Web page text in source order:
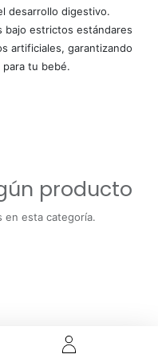
desarrollo digestivo.
bajo estrictos estándares
artificiales, garantizando
para tu bebé.
producto
en esta categoría.